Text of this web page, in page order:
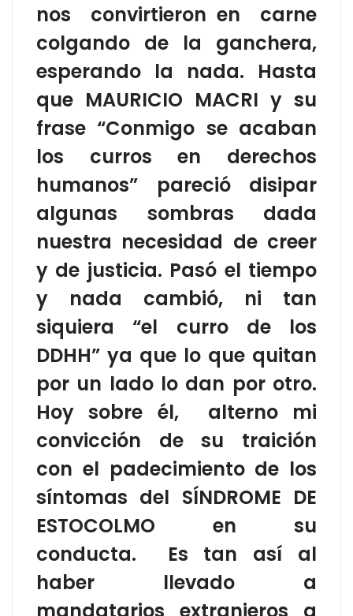
nos convirtieron en carne
colgando de la ganchera,
esperando la nada. Hasta
que MAURICIO MACRI y su
frase “Conmigo se acaban
los curros en derechos
humanos” pareció disipar
algunas sombras dada
nuestra necesidad de creer
y de justicia. Pasó el tiempo
y nada cambió, ni tan
siquiera “el curro de los
DDHH” ya que lo que quitan
por un lado lo dan por otro.
Hoy sobre él, alterno mi
convicción de su traición
con el padecimiento de los
síntomas del SÍNDROME DE
ESTOCOLMO en su
conducta. Es tan así al
haber llevado a
mandatarios extranjeros a